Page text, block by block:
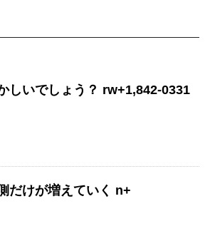
しいでしょう？ rw+1,842-0331
だけが増えていく n+